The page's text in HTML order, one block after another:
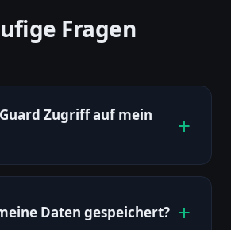
Fragen
Zugriff auf mein
Daten gespeichert?